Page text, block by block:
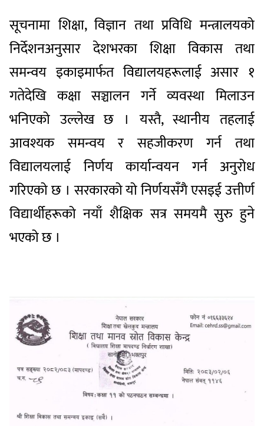
सूचनामा शिक्षा, विज्ञान तथा प्रविधि मन्त्रालयको
निर्देशनअनुसार देशभरका शिक्षा विकास तथा
समन्वय इकाइमार्फत विद्यालयहरूलाई असार १
गतेदेखि कक्षा सञ्चालन गर्ने व्यवस्था मिलाउन
भनिएको उल्लेख छ । यस्तै, स्थानीय तहलाई
आवश्यक समन्वय र सहजीकरण गर्न तथा
विद्यालयलाई निर्णय कार्यान्वयन गर्न अनुरोध
गरिएको छ । सरकारको यो निर्णयसँगै एसइई उत्तीर्ण
विद्यार्थीहरूको नयाँ शैक्षिक सत्र समयमै सुरु हुने
भएको छ ।